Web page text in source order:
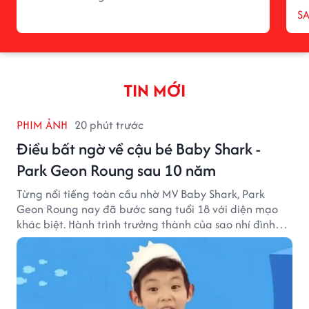
TIN MỚI
PHIM ẢNH 20 phút trước
Điều bất ngờ về cậu bé Baby Shark -
Park Geon Roung sau 10 năm
Từng nổi tiếng toàn cầu nhờ MV Baby Shark, Park
Geon Roung nay đã bước sang tuổi 18 với diện mạo
khác biệt. Hành trình trưởng thành của sao nhí đình
đám một thời đang thu hút sự quan tâm của nhiều